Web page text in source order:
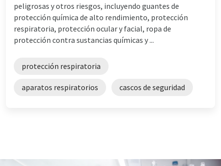
peligrosas y otros riesgos, incluyendo guantes de
protección química de alto rendimiento, protección
respiratoria, protección ocular y facial, ropa de
protección contra sustancias químicas y ...
protección respiratoria
aparatos respiratorios cascos de seguridad